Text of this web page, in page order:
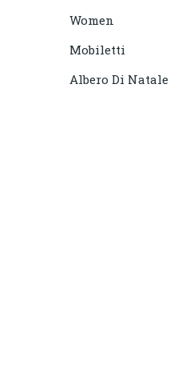
Women
Mobiletti
Albero Di Natale